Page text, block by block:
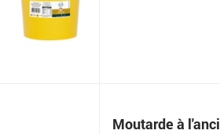
Moutarde à